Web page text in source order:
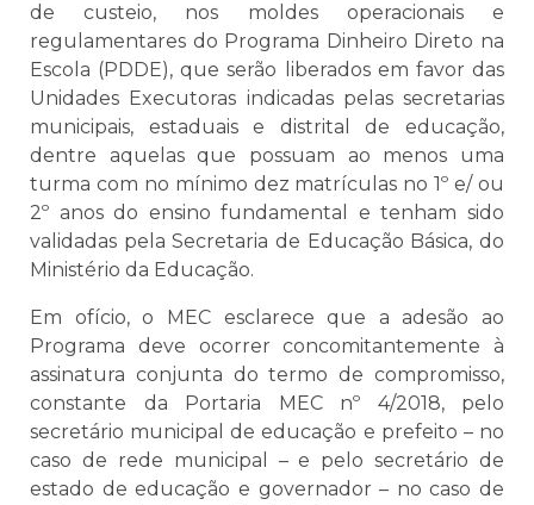
de custeio, nos moldes operacionais e
regulamentares do Programa Dinheiro Direto na
Escola (PDDE), que serão liberados em favor das
Unidades Executoras indicadas pelas secretarias
municipais, estaduais e distrital de educação,
dentre aquelas que possuam ao menos uma
turma com no mínimo dez matrículas no 1º e/ ou
2º anos do ensino fundamental e tenham sido
validadas pela Secretaria de Educação Básica, do
Ministério da Educação.
Em ofício, o MEC esclarece que a adesão ao
Programa deve ocorrer concomitantemente à
assinatura conjunta do termo de compromisso,
constante da Portaria MEC nº 4/2018, pelo
secretário municipal de educação e prefeito – no
caso de rede municipal – e pelo secretário de
estado de educação e governador – no caso de